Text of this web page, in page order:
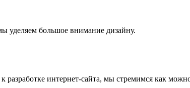
уделяем большое внимание дизайну.
разработке интернет-сайта, мы стремимся как